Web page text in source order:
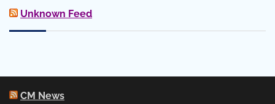
Unknown Feed
CM News